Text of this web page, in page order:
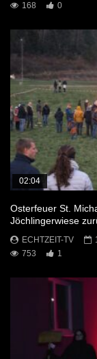
168 0
02:04
Osterfeuer St.
Jöchlingerwiese
ECHTZEIT-TV
753
1